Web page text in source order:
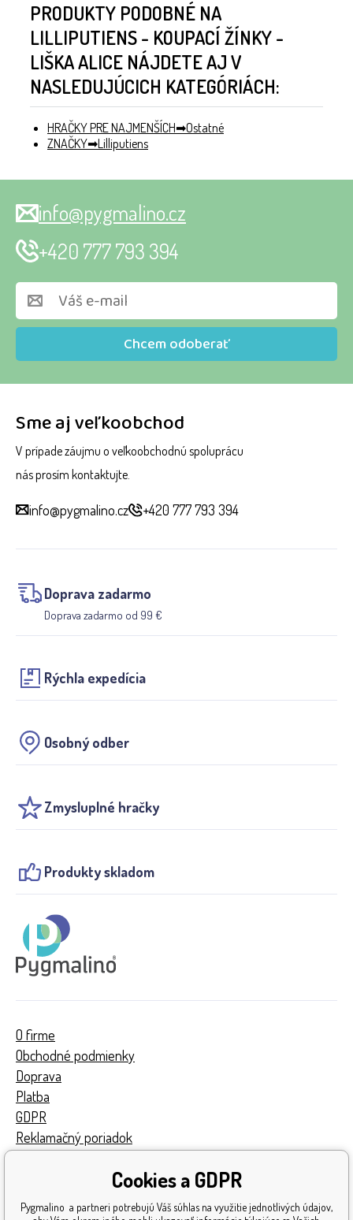
PRODUKTY PODOBNÉ NA
LILLIPUTIENS - KOUPACÍ ŽÍNKY -
LIŠKA ALICE NÁJDETE AJ V
NASLEDUJÚCICH KATEGÓRIÁCH:
HRAČKY PRE NAJMENŠÍCH
Ostatné
ZNAČKY
Lilliputiens
Sme aj veľkoobchod
V prípade záujmu o veľkoobchodnú spoluprácu
nás prosím kontaktujte.
info@pygmalino.cz +420 777 793 394
Doprava zadarmo
Doprava zadarmo od 99 €
Rýchla expedícia
Osobný odber
Zmysluplné hračky
Produkty skladom
Chcem odoberať
info@pygmalino.cz
+420 777 793 394
O firme
Obchodné podmienky
Doprava
Platba
GDPR
Reklamačný poriadok
Získané ocenenia
Cookies a GDPR
Pygmalino a partneri potrebujú Váš súhlas na využitie jednotlivých údajov,